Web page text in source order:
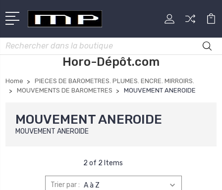
Rechercher
Horo-Dépôt.com
Home
PIECES DE BAROMETRES. PLUMES. ENCRE. MIRROIRS.
MOUVEMENTS DE BAROMETRES
MOUVEMENT ANEROIDE
MOUVEMENT ANEROIDE
MOUVEMENT ANEROIDE
2 of 2 Items
Trier par :